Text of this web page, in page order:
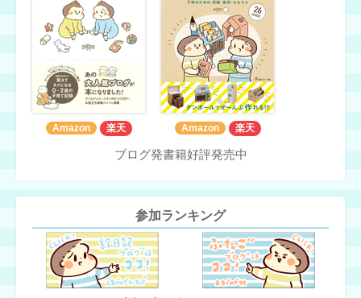
Amazon 楽天 Amazon 楽天
ブログ発書籍好評発売中
参加ランキング